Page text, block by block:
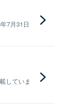
7月31日
していま